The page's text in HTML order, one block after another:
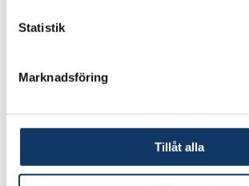
Statistik
Marknadsföring
Tillåt alla